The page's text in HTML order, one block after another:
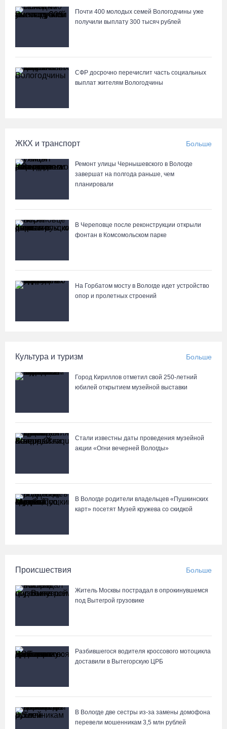
Архангелогородец устроил смертельное ДТП под Нюксеницей,
Четыре волейболистки из Череповца готовятся к молодежному
Сущик вновь в «Чевакате»
«Алмаз» выиграл у «Красной машины», но остался без золота
06.08.26 / 08:50
«Единая Россия» получила первое место в бюллетене на
Четырех пьяных водителей и 23 без прав задержали за сутки
05.08.26 / 17:45
В заречной части Вологды открылся новый офис МФЦ
05.08.26 / 16:36
Почти 400 молодых семей Вологодчины уже
получили выплату 300 тысяч рублей
СФР досрочно перечислит часть социальных
выплат жителям Вологодчины
ЖКХ и транспорт Больше
Ремонт улицы Чернышевского в Вологде
завершат на полгода раньше, чем
планировали
В Череповце после реконструкции открыли
фонтан в Комсомольском парке
На Горбатом мосту в Вологде идет устройство
опор и пролетных строений
Культура и туризм Больше
Город Кириллов отметил свой 250-летний
юбилей открытием музейной выставки
Стали известны даты проведения музейной
акции «Огни вечерней Вологды»
В Вологде родители владельцев «Пушкинских
карт» посетят Музей кружева со скидкой
Происшествия Больше
Житель Москвы пострадал в опрокинувшемся
под Вытегрой грузовике
Разбившегося водителя кроссового мотоцикла
доставили в Вытегорскую ЦРБ
В Вологде две сестры из-за замены домофона
перевели мошенникам 3,5 млн рублей